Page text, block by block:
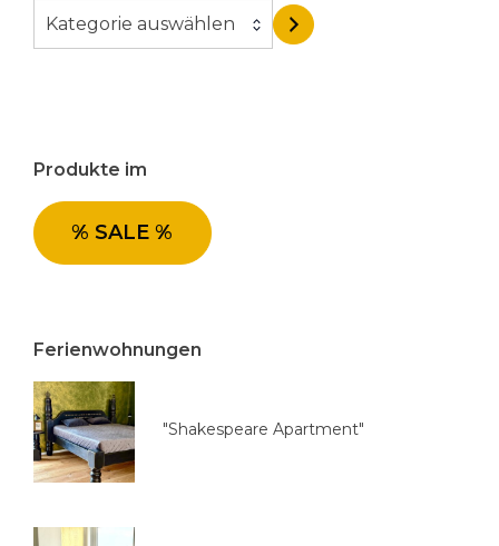
a
r
e
a
ä
h
l
e
n
Kategorie auswählen
Produkte im
% SALE %
Ferienwohnungen
"Shakespeare Apartment"